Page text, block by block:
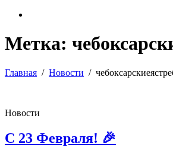
Метка:
Главная Новости
Новости
С 23 Февраля! 🎉